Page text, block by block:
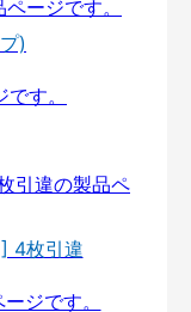
)
4枚引違